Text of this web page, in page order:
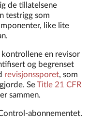
de tillatelsene
testrigg som
like lite
kontrollene en revisor
og begrenset
revisjonssporet, som
SeTitle 21 CFR
sammen.
abonnementet.